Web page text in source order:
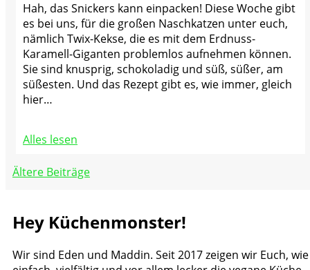
Hah, das Snickers kann einpacken! Diese Woche gibt
es bei uns, für die großen Naschkatzen unter euch,
nämlich Twix-Kekse, die es mit dem Erdnuss-
Karamell-Giganten problemlos aufnehmen können.
Sie sind knusprig, schokoladig und süß, süßer, am
süßesten. Und das Rezept gibt es, wie immer, gleich
hier…
Alles lesen
Beitragsnavigation
Ältere Beiträge
Hey Küchenmonster!
Wir sind Eden und Maddin. Seit 2017 zeigen wir Euch, wie